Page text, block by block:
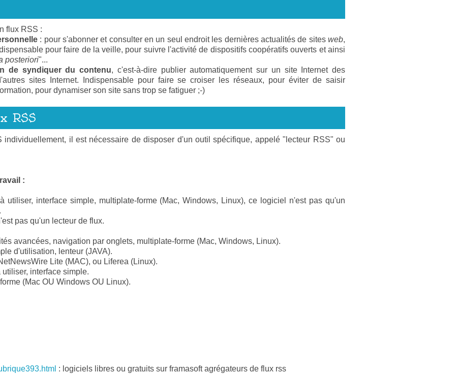
flux RSS :
: pour s'abonner et consulter en un seul endroit les dernières actualités de sites web,
pour faire de la veille, pour suivre l'activité de dispositifs coopératifs ouverts et ainsi
posteriori"...
de syndiquer du contenu, c'est-à-dire publier automatiquement sur un site Internet des
sites Internet. Indispensable pour faire se croiser les réseaux, pour éviter de saisir
pour dynamiser son site sans trop se fatiguer ;-)
RSS
individuellement, il est nécessaire de disposer d'un outil spécifique, appelé "lecteur RSS" ou
:
utiliser, interface simple, multiplate-forme (Mac, Windows, Linux), ce logiciel n'est pas qu'un
pas qu'un lecteur de flux.
avancées, navigation par onglets, multiplate-forme (Mac, Windows, Linux).
d'utilisation, lenteur (JAVA).
Lite (MAC), ou Liferea (Linux).
utiliser, interface simple.
(Mac OU Windows OU Linux).
: logiciels libres ou gratuits sur framasoft agrégateurs de flux rss